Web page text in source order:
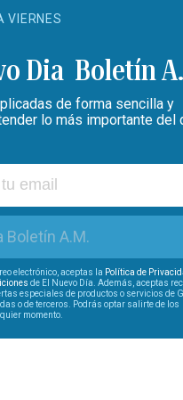
VIERNES
Boletín
de forma sencilla y
lo más importante del
Boletín A.M.
electrónico, aceptas la Política de
de El Nuevo Día. Además, aceptas
especiales de productos o servicios de
o de terceros. Podrás optar salirte de los
momento.